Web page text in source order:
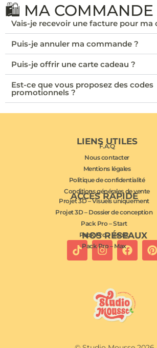
🛍️ MA COMMANDE
Vais-je recevoir une facture pour ma
Puis-je annuler ma commande ?
Puis-je offrir une carte cadeau ?
Est-ce que vous proposez des codes
promotionnels ?
NOS RÉSEAUX
ACCÈS RAPIDE
Projet 3D – Visuels uniquement
Projet 3D – Dossier de conception
Pack Pro – Start
Pack Pro – Boost
Pack Pro – Max
LIENS UTILES
F.A.Q
Nous contacter
Mentions légales
Politique de confidentialité
Conditions générales de vente